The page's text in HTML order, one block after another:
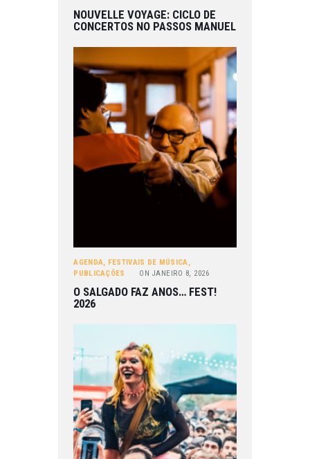
NOUVELLE VOYAGE: CICLO DE
CONCERTOS NO PASSOS MANUEL
AGENDA, FESTIVAIS DE MÚSICA,
PUBLICAÇÕES
ON JANEIRO 8, 2026
O SALGADO FAZ ANOS… FEST!
2026